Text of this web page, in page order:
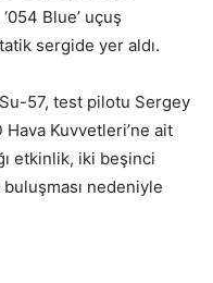
Blue’ uçuş
sergide yer aldı.
57, test pilotu Sergey
Kuvvetleri’ne ait
etkinlik, iki beşinci
nedeniyle